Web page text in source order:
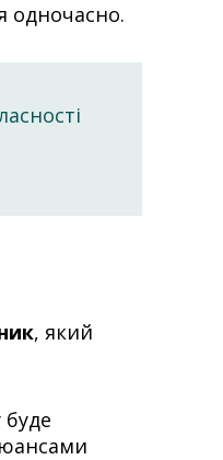
одночасно.
, який